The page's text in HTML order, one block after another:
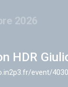
2026
HDR
event/